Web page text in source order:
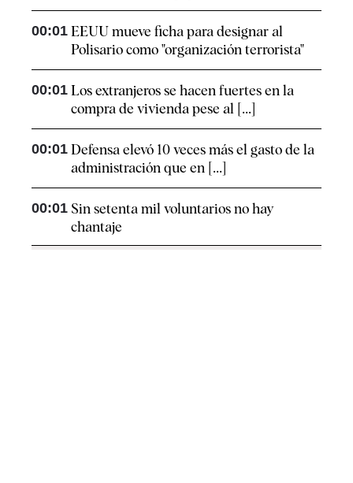
00:01 EEUU mueve ficha para designar al
Polisario como "organización terrorista"
00:01 Los extranjeros se hacen fuertes en la
compra de vivienda pese al [...]
00:01 Defensa elevó 10 veces más el gasto de la
administración que en [...]
00:01 Sin setenta mil voluntarios no hay
chantaje